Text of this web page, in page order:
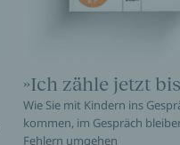
»Ich zähle jetzt
Wie Sie mit Kindern ins
kommen, im Gespräch
Fehlern umgehen